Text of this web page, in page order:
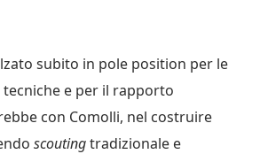
subito in pole position per le
e per il rapporto
con Comolli, nel costruire
scoutingtradizionale e